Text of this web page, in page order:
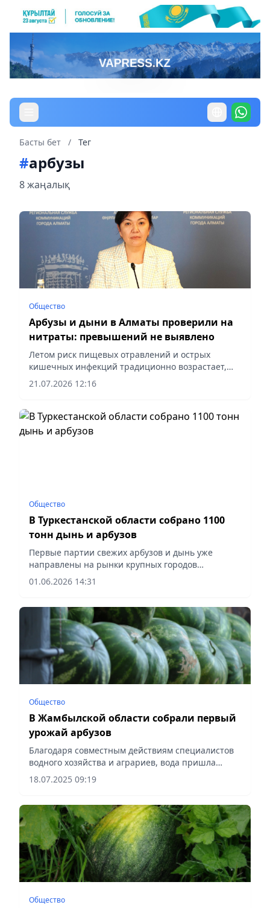
Басты бет / Тег
#арбузы
8 жаңалық
Общество
Арбузы и дыни в Алматы проверили на
нитраты: превышений не выявлено
Летом риск пищевых отравлений и острых
кишечных инфекций традиционно возрастает,
сообщает vapress.kz.
21.07.2026 12:16
Общество
В Туркестанской области собрано 1100
тонн дынь и арбузов
Первые партии свежих арбузов и дынь уже
направлены на рынки крупных городов
Казахстана, сообщает vecher.kz.
01.06.2026 14:31
Общество
В Жамбылской области собрали первый
урожай арбузов
Благодаря совместным действиям специалистов
водного хозяйства и аграриев, вода пришла
вовремя, сообщает Vecher.kz.
18.07.2025 09:19
Общество